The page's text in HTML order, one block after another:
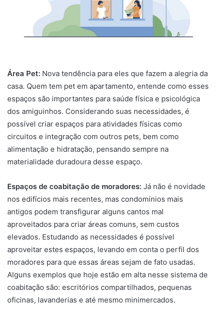
Área Pet: Nova tendência para eles que fazem a alegria da
casa. Quem tem pet em apartamento, entende como esses
espaços são importantes para saúde física e psicológica
dos amiguinhos. Considerando suas necessidades, é
possível criar espaços para atividades físicas como
circuitos e integração com outros pets, bem como
alimentação e hidratação, pensando sempre na
materialidade duradoura desse espaço.
Espaços de coabitação de moradores: Já não é novidade
nos edifícios mais recentes, mas condomínios mais
antigos podem transfigurar alguns cantos mal
aproveitados para criar áreas comuns, sem custos
elevados. Estudando as necessidades é possível
aproveitar estes espaços, levando em conta o perfil dos
moradores para que essas áreas sejam de fato usadas.
Alguns exemplos que hoje estão em alta nesse sistema de
coabitação são: escritórios compartilhados, pequenas
oficinas, lavanderias e até mesmo minimercados.